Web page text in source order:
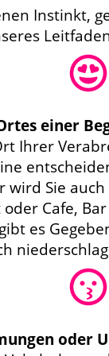
Instinkt,
einer
Ihrer
wird Sie
Cafe,
es
oder